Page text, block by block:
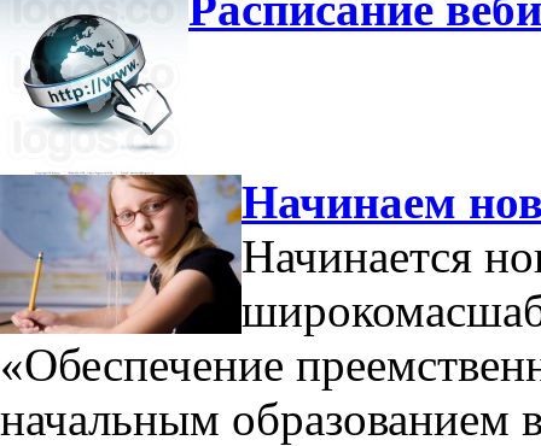
Начинаем
Начинается
«Обеспечение
начальным